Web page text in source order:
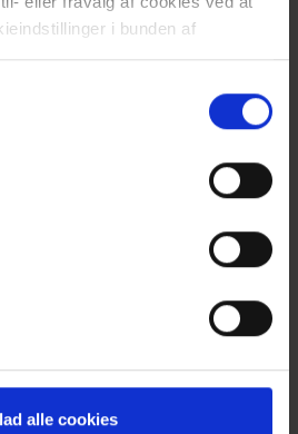
i bunden af
cookies på vores hjemmeside
af personoplysninger
alle cookies
kr.